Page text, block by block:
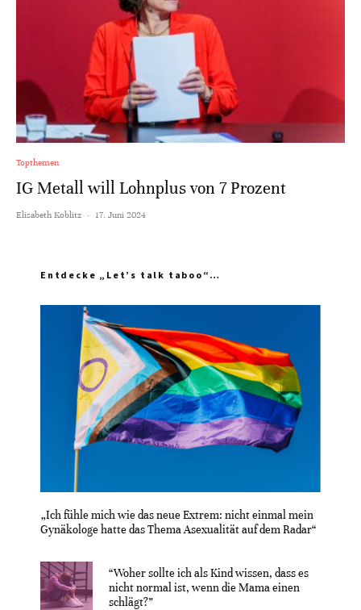
Topthemen
IG Metall will Lohnplus von 7 Prozent
Elisabeth Koblitz · 17. Juni 2024
Entdecke „Let’s talk taboo“…
„Ich fühle mich wie das neue Extrem: nicht einmal mein
Gynäkologe hatte das Thema Asexualität auf dem Radar“
“Woher sollte ich als Kind wissen, dass es
nicht normal ist, wenn die Mama einen
schlägt?”